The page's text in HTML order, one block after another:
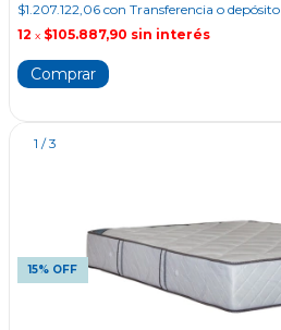
$1.207.122,06 con Transferencia o depósito
12 x $105.887,90 sin interés
1 /3
15% OFF